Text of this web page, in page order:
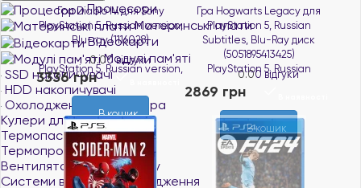
Процесори
Материнські плати
Відеокарти
Модулі пам'яті
SSD накопичувачі
HDD накопичувачі
Охолодження комп'ютера
Кулери для процесорів
Термопасти
Термопрокладки
Вентилятори для корпусу
Системи водяного охолодження
Гра Diablo lV для Sony
PlayStation 5, Russian version,
Blu-ray (1116028)
0.00 відгуки
3336 грн
В кошик
Гра Hogwarts Legacy для
PlayStation 5, Russian
Subtitles, Blu-Ray диск
(5051895413425)
0.00 відгуки
2869 грн
В кошик